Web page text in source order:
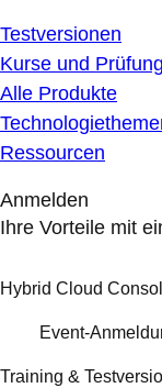
Testversionen
Kurse und
Alle Produkte
Ressourcen
Anmelden
Ihre Vorteile mit
Hybrid Cloud
Event-
Training &